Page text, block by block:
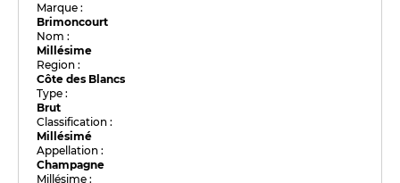
Marque :
Brimoncourt
Nom :
Millésime
Region :
Côte des Blancs
Type :
Brut
Classification :
Millésimé
Appellation :
Champagne
Millésime :